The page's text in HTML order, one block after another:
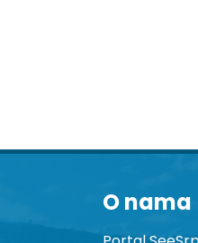
O nama